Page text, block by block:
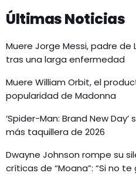
Últimas Noticias
Muere Jorge Messi, padre de
tras una larga enfermedad
Muere William Orbit, el
popularidad de Madonna
‘Spider-Man: Brand New
más taquillera de 2026
Dwayne Johnson rompe su
críticas de “Moana”: “Si no